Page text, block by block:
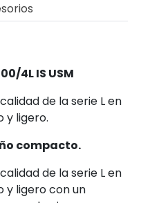
4L IS USM
de la serie L en
y ligero.
compacto.
de la serie L en
ligero con un